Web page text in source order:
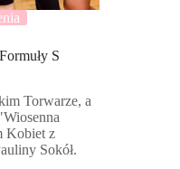
S
Torwarze, a
Kobiet z
Sokół.